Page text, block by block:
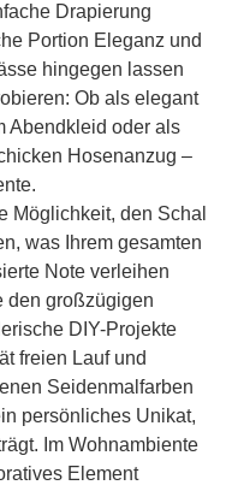
Drapierung
Portion Eleganz und
hingegen lassen
Ob als elegant
Abendkleid oder als
Hosenanzug –
Möglichkeit, den Schal
was Ihrem gesamten
Note verleihen
den großzügigen
DIY-Projekte
freien Lauf und
Seidenmalfarben
persönliches Unikat,
Im Wohnambiente
Element